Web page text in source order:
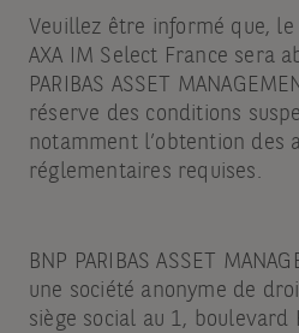
Veuillez être informé que,
AXA IM Select France sera
PARIBAS ASSET
réserve des conditions
notamment l’obtention des
réglementaires requises.
BNP PARIBAS ASSET
une société anonyme de
siège social au 1, boulevard